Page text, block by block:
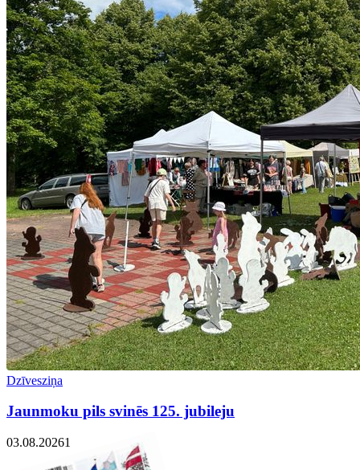
Dzīvesziņa
Jaunmoku pils svinēs 125. jubileju
03.08.20261